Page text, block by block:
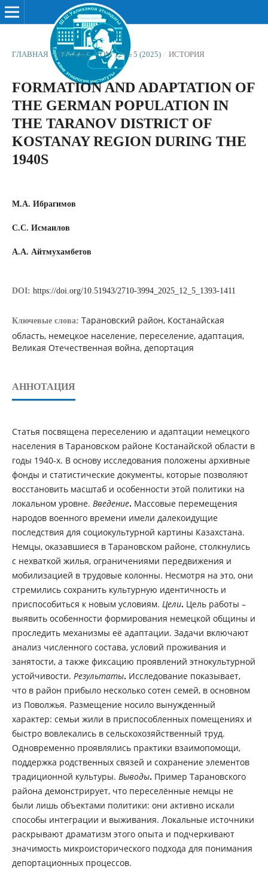
ГЛАВНАЯ / АРХИВЫ / ТОМ 12 № 5 (2025) / ИСТОРИЯ
FORMATION AND ADAPTATION OF
THE GERMAN POPULATION IN
THE TARANOV DISTRICT OF
KOSTANAY REGION DURING THE
1940S
М.А. Ибрагимов
С.С. Исмаилов
А.А. Айтмухамбетов
DOI: https://doi.org/10.51943/2710-3994_2025_12_5_1393-1411
Ключевые слова: Тарановский район, Костанайская
область, немецкое население, переселение, адаптация,
Великая Отечественная война, депортация
АННОТАЦИЯ
Статья посвящена переселению и адаптации немецкого
населения в Тарановском районе Костанайской области в
годы 1940-х. В основу исследования положены архивные
фонды и статистические документы, которые позволяют
восстановить масштаб и особенности этой политики на
локальном уровне. Введение. Массовые перемещения
народов военного времени имели далекоидущие
последствия для социокультурной картины Казахстана.
Немцы, оказавшиеся в Тарановском районе, столкнулись
с нехваткой жилья, ограничениями передвижения и
мобилизацией в трудовые колонны. Несмотря на это, они
стремились сохранить культурную идентичность и
приспособиться к новым условиям. Цели. Цель работы –
выявить особенности формирования немецкой общины и
проследить механизмы её адаптации. Задачи включают
анализ численного состава, условий проживания и
занятости, а также фиксацию проявлений этнокультурной
устойчивости. Результаты. Исследование показывает,
что в район прибыло несколько сотен семей, в основном
из Поволжья. Размещение носило вынужденный
характер: семьи жили в приспособленных помещениях и
быстро вовлекались в сельскохозяйственный труд.
Одновременно проявлялись практики взаимопомощи,
поддержка родственных связей и сохранение элементов
традиционной культуры. Выводы. Пример Тарановского
района демонстрирует, что переселённые немцы не
были лишь объектами политики: они активно искали
способы интеграции и выживания. Локальные источники
раскрывают драматизм этого опыта и подчеркивают
значимость микроисторического подхода для понимания
депортационных процессов.